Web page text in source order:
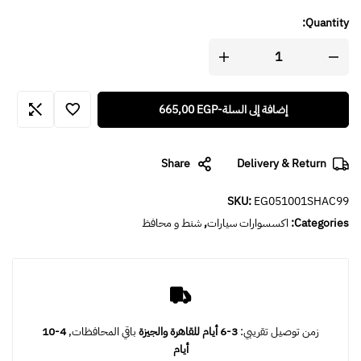
Quantity:
إضافة إلى السلة-
665,00EGP
Delivery & Return
Share
SKU:EG051001SHAC99
Categories: اكسسوارات سيارات,شنط و محافظ
زمن توصيل تقريبي:3-6 أيام للقاهرة والجيزة باقي المحافظات,
4-10
أيام